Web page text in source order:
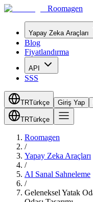
Roomagen
Yapay Zeka Araçları
Blog
Fiyatlandırma
API
SSS
TRTürkçe Giriş Yap
TRTürkçe
Roomagen
/
Yapay Zeka Araçları
/
AI Sanal Sahneleme
/
Geleneksel Yatak